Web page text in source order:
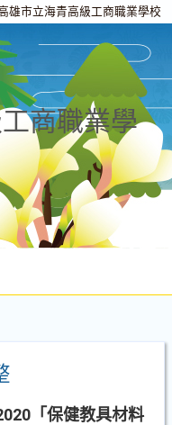
雄市立海青高級工商職業學校
商職業學
「保健教具材料